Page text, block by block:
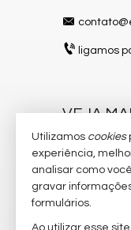
ligamos
VEJA
receba
imóveis
Utilizamos cookies
experiência,
analisar como
gravar
formulários.
Ao utilizar esse